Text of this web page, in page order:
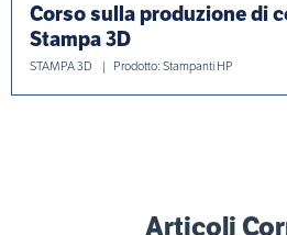
Corso sulla produzione di
Stampa 3D
STAMPA 3D Prodotto: Stampanti HP
Articoli